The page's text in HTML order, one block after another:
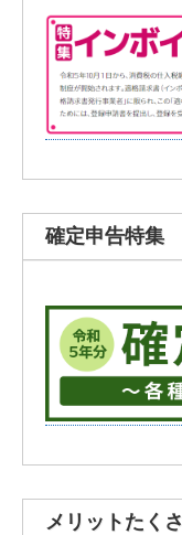
確定申告特集
メリットたく